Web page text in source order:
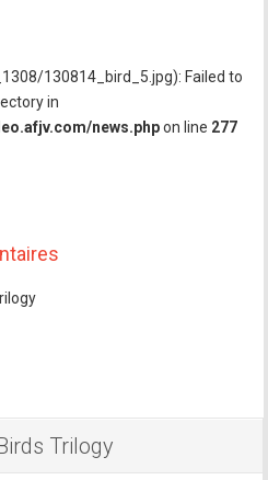
130814_bird_5.jpg): Failed to
in
news.phpon line 277
Trilogy